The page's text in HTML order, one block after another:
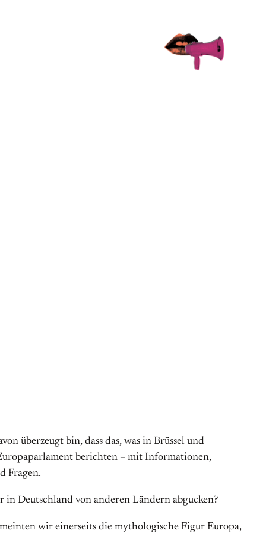
überzeugt bin, dass das, was in Brüssel und
berichten – mit Informationen,
Fragen.
in Deutschland von anderen Ländern abgucken?
wir einerseits die mythologische Figur Europa,